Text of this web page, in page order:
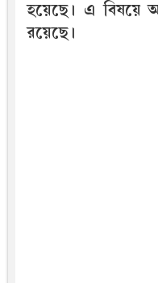
হয়েছে। এ বিষয়ে
রয়েছে।